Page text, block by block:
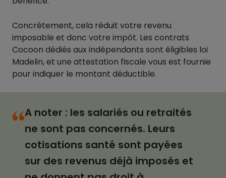
Concrètement, cela réduit votre revenu
imposable et donc votre impôt. Les contrats
Cocoon dédiés aux indépendants sont éligibles loi
Madelin, et une attestation fiscale vous est fournie
pour indiquer le montant déductible.
“A noter : les salariés ou retraités
ne sont pas concernés. Leurs
cotisations santé sont payées
sur des revenus déjà imposés et